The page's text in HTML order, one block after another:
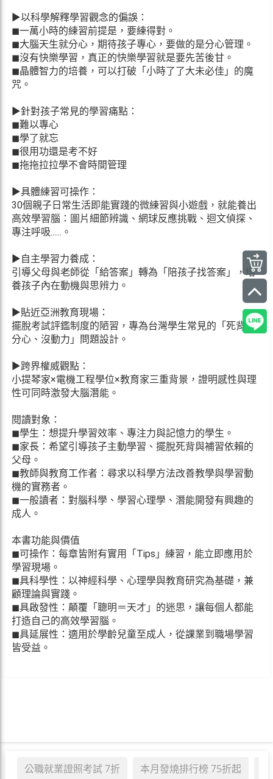
公職就業證照考試 7折 本月發燒排行榜 75折起
▶以科學解釋學習觀念的偏誤：
◼一萬小時的練習前提是，要練得對。
◼大腦天生就分心，期待孩子專心，要做的是分心管理。
◼沒有快樂學習，真正的快樂學習就是要先苦後甘。
◼晶體智力的培養，可以打破「小時了了大未必佳」的魔
咒。
▶針對孩子常見的學習痛點：
◼難以專心
◼學了就忘
◼很用功還是考不好
◼拖拖拉拉學不會時間管理
▶具體練習可操作：
30個親子日常生活即能實踐的微練習與小遊戲，就能養出
高效學習腦：圖片細節辨識、網球反應挑戰、迴文偵探、
專注呼吸......。
▶自主學習力養成：
引導父母與老師從「給答案」轉為「陪孩子找答案」，培
養孩子內在動機與思辨力。
▶貼近亞洲教育現場：
擺脫考試評鑑制度的陋習，專為台灣學生常見的「死背、
分心、沒動力」問題設計。
▶跨界權威觀點：
小提琴家×電機工程學位×教育家三重背景，證明感性與理
性可同時激發大腦潛能。
閱讀對象：
◼學生：想提升學習效率、專注力與記憶力的學生。
◼家長：希望引導孩子主動學習、擺脫死背與補習依賴的
父母。
◼教師與教育工作者：尋求以科學方法改善教學與學習動
機的實務者。
◼一般讀者：對腦科學、學習心理學、潛能開發有興趣的
成人。
本書功能與價值
◼可操作：每章皆附有實用「Tips」練習，能立即應用於
學習現場。
◼具科學性：以神經科學、心理學與教育研究為基礎，兼
顧理論與實踐。
◼具啟發性：顛覆「聰明＝天才」的迷思，讓每個人都能
打造自己的高效學習腦。
◼具延展性：適用於學齡兒童至成人，從課業到職場學習
皆受益。